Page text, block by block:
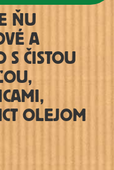
ŇU
A
S ČISTOU
OLEJOM